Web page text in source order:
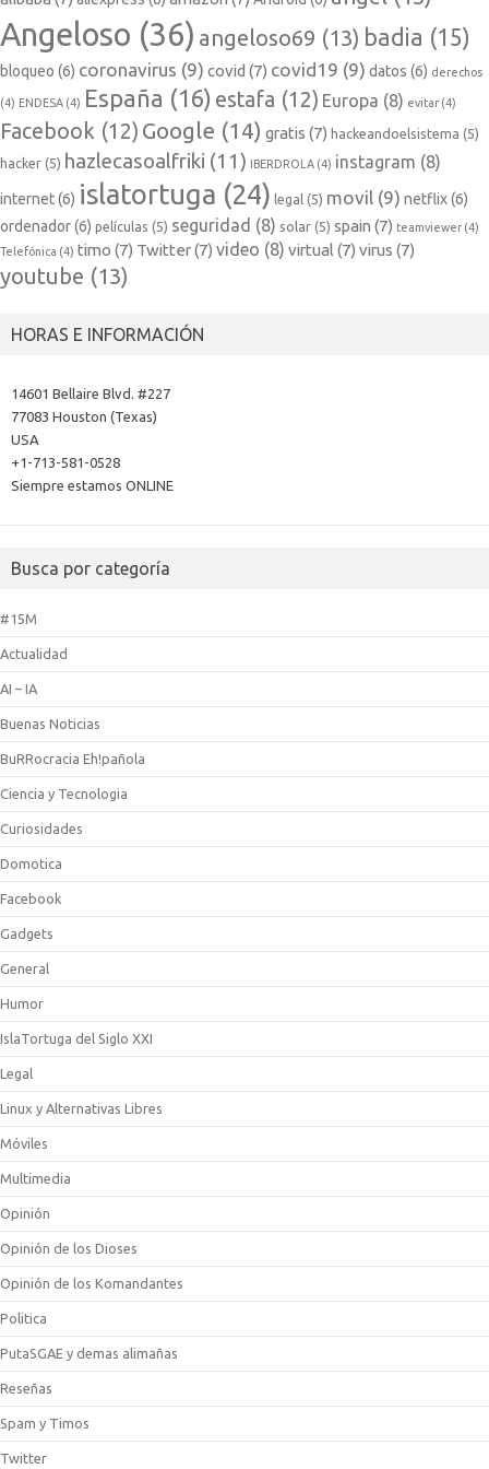
Angeloso (36) angeloso69 (13) badia (15)
bloqueo (6) coronavirus (9) covid (7) covid19 (9) datos (6) derechos
(4) ENDESA (4) España (16) estafa (12) Europa (8) evitar (4)
Facebook (12) Google (14) gratis (7) hackeandoelsistema (5)
hacker (5) hazlecasoalfriki (11) IBERDROLA (4) instagram (8)
internet(6) islatortuga (24) legal (5) movil (9) netflix(6)
ordenador(6) películas (5) seguridad (8) solar (5) spain (7) teamviewer (4)
Telefónica (4) timo (7) Twitter(7) video (8) virtual (7) virus (7)
youtube (13)
HORAS E INFORMACIÓN
14601 Bellaire Blvd. #227
77083 Houston (Texas)
USA
+1-713-581-0528
Siempre estamos ONLINE
Busca por categoría
#15M
Actualidad
AI – IA
Buenas Noticias
BuRRocracia Eh!pañola
Ciencia y Tecnologia
Curiosidades
Domotica
Facebook
Gadgets
General
Humor
IslaTortuga del Siglo XXI
Legal
Linux y Alternativas Libres
Móviles
Multimedia
Opinión
Opinión de los Dioses
Opinión de los Komandantes
Politica
PutaSGAE y demas alimañas
Reseñas
Spam y Timos
Twitter